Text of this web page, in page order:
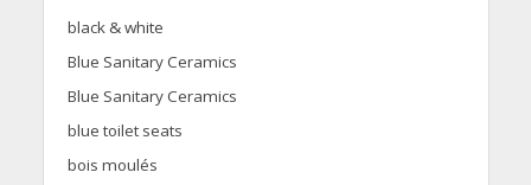
black & white
Blue Sanitary Ceramics
Blue Sanitary Ceramics
blue toilet seats
bois moulés